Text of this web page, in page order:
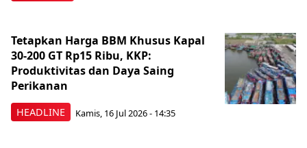
HEADLINE
Tetapkan Harga BBM Khusus Kapal
30-200 GT Rp15 Ribu, KKP:
Produktivitas dan Daya Saing
Perikanan
Kamis, 16 Jul 2026 - 14:35